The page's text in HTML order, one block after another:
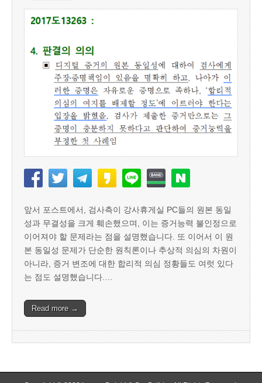
앞서 포스트에서, 검사측이 강사휴게실 PC들의 원본 동일
성과 무결성을 크게 훼손했으며, 이는 증거능력 불인정으로
이어져야 할 문제라는 점을 설명했습니다. 또 이어서 이 원
본 동일성 문제가 단순한 원칙론이나 추상적 의심의 차원이
아니라, 증거 변조에 대한 합리적 의심 정황들도 여럿 있다
는 점도 설명했습니다.…
Read more →